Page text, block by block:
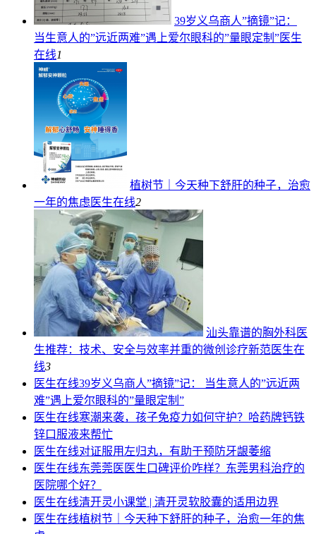
39岁义乌商人”摘镜”记：
当生意人的”远近两难”遇上爱尔眼科的”量眼定制”医生
在线1
植树节｜今天种下舒肝的种子，治愈
一年的焦虑医生在线2
汕头靠谱的胸外科医
生推荐：技术、安全与效率并重的微创诊疗新范医生在
线3
医生在线39岁义乌商人”摘镜”记： 当生意人的”远近两
难”遇上爱尔眼科的”量眼定制”
医生在线寒潮来袭，孩子免疫力如何守护？哈药牌钙铁
锌口服液来帮忙
医生在线对证服用左归丸，有助于预防牙龈萎缩
医生在线东莞莞医医生口碑评价咋样？东莞男科治疗的
医院哪个好？
医生在线清开灵小课堂 | 清开灵软胶囊的适用边界
医生在线植树节｜今天种下舒肝的种子，治愈一年的焦